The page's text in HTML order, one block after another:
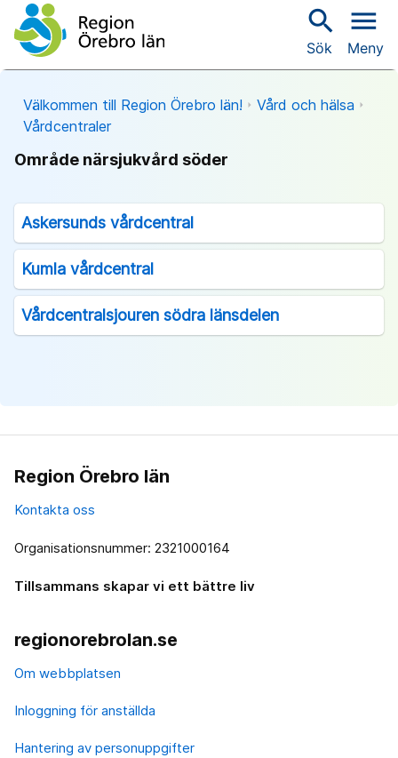
search
Sök
menu
Meny
Välkommen till Region Örebro län!
Vård och hälsa
Vårdcentraler
Område närsjukvård söder
Askersunds vårdcentral
Kumla vårdcentral
Vårdcentralsjouren södra länsdelen
Region Örebro län
Kontakta oss
Organisationsnummer: 2321000164
Tillsammans skapar vi ett bättre liv
regionorebrolan.se
Om webbplatsen
Inloggning för anställda
Hantering av personuppgifter